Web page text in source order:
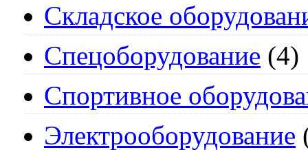
Складское
Спецоборудование (4)
Спортивное
Электрооборудование